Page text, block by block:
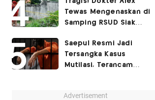
Korban di Kontrakan
Tewas Mengenaskan di
Samping RSUD Siak
Rocuronium
Saepul Resmi Jadi
Tersangka Kasus
Mutilasi, Terancam
Advertisement